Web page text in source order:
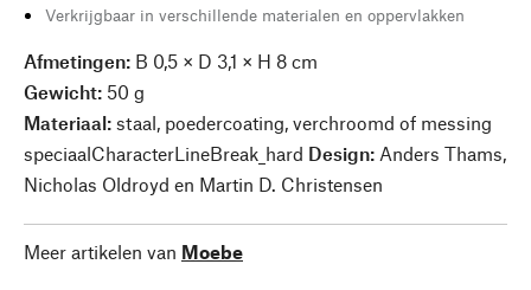
Verkrijgbaar in verschillende materialen en oppervlakken
Afmetingen: B 0,5 × D 3,1 × H 8 cm
Gewicht: 50 g
Materiaal: staal, poedercoating, verchroomd of messing
speciaalCharacterLineBreak_hard Design: Anders Thams,
Nicholas Oldroyd en Martin D. Christensen
Meer artikelen van Moebe